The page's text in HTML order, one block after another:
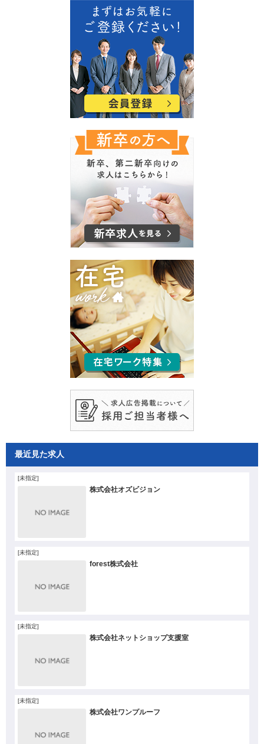
最近見た求人
[未指定]
株式会社オズビジョン
[未指定]
forest株式会社
[未指定]
株式会社ネットショップ支援室
[未指定]
株式会社ワンプルーフ